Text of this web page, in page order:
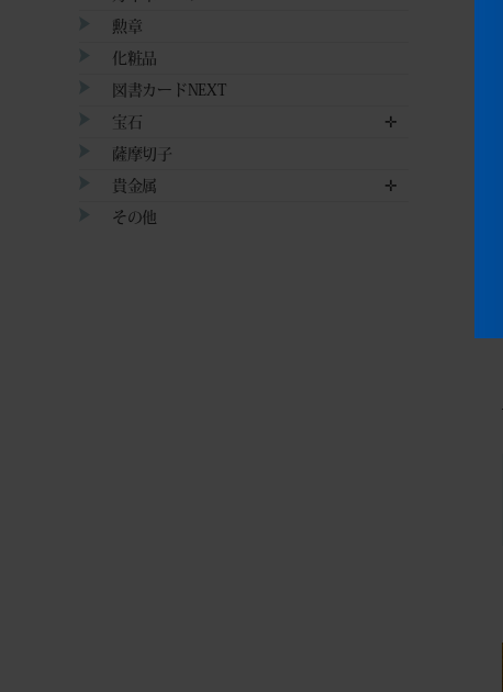
勲章
化粧品
図書カードNEXT
宝石 ✛
薩摩切子
貴金属 ✛
その他